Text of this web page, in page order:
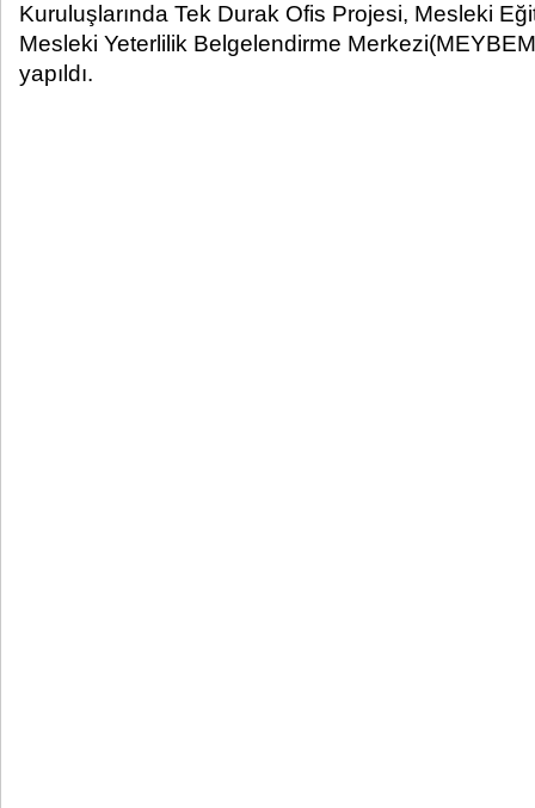
Kuruluşlarında Tek Durak Ofis Projesi, Mesleki
Mesleki Yeterlilik Belgelendirme
yapıldı.